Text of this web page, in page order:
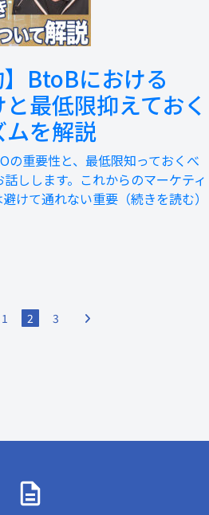
】BtoBにおける
最低限抑えておく
を解説
の重要性と、最低限知っておくべ
しします。これからのマーケティ
けて通れない重要 （続きを読む）
投
稿
1 2 3